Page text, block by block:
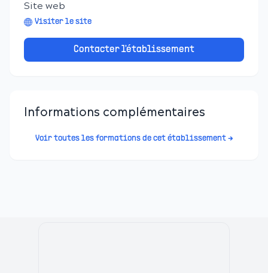
Site web
Visiter le site
Contacter l'établissement
Informations complémentaires
Voir toutes les formations de cet établissement →